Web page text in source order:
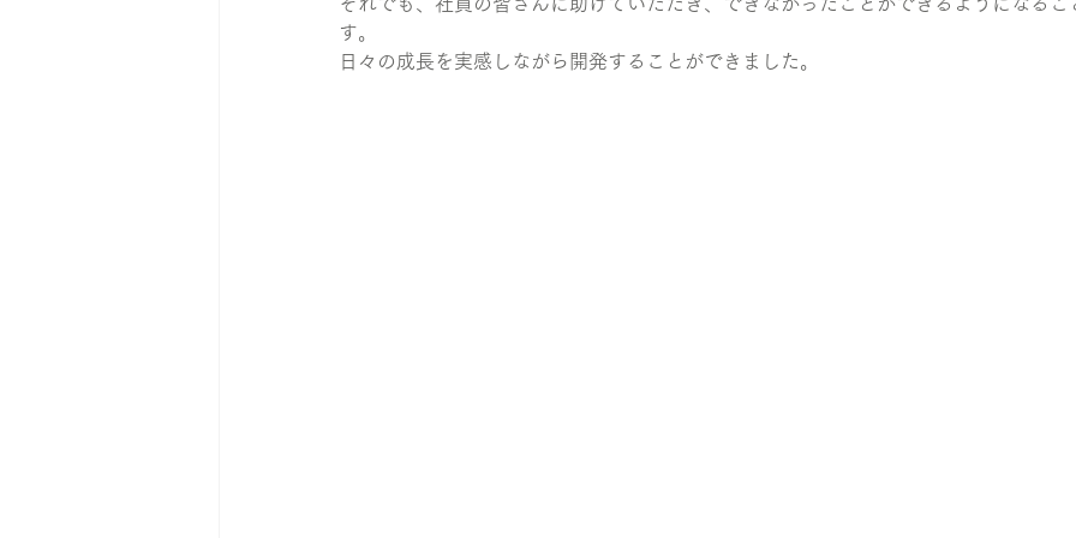
す。
日々の成長を実感しながら開発することができました。